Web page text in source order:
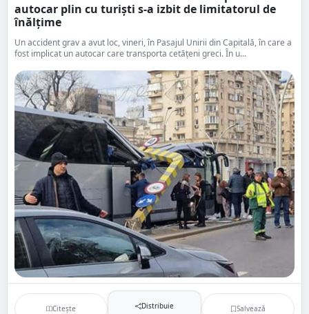
autocar plin cu turişti s-a izbit de limitatorul de
înălţime
Un accident grav a avut loc, vineri, în Pasajul Unirii din Capitală, în care a
fost implicat un autocar care transporta cetăţeni greci. În u...
Citește Distribuie Salvează